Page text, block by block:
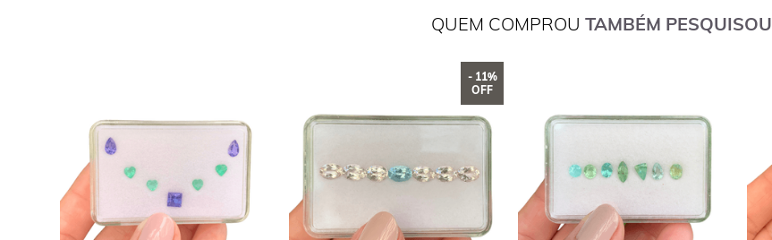
QUEM COMPROU TAMBÉM PESQUISOU
- 11%
OFF